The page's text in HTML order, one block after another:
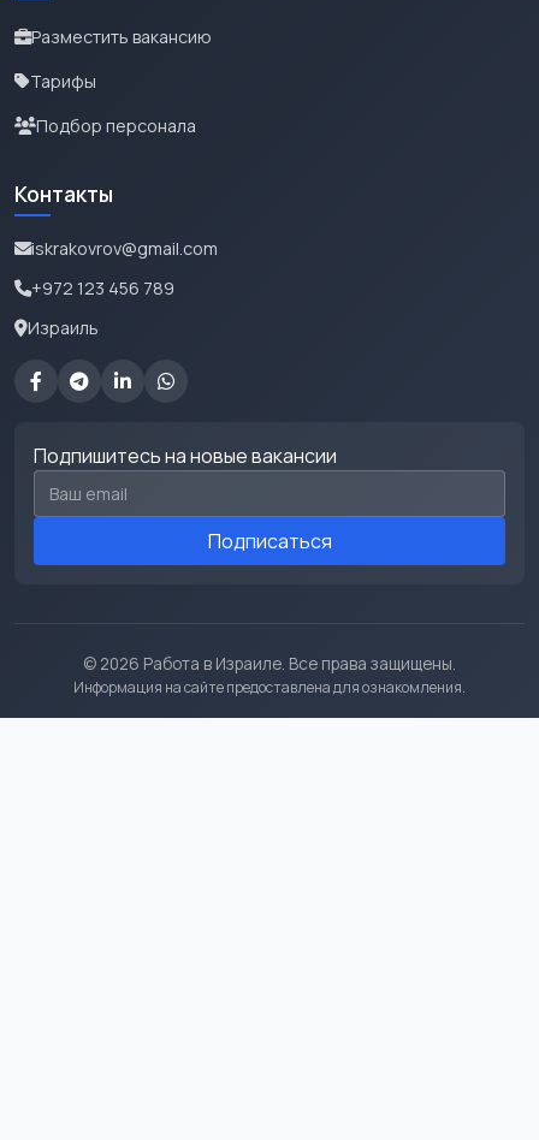
Разместить вакансию
Тарифы
Подбор персонала
Контакты
iskrakovrov@gmail.com
+972 123 456 789
Израиль
Подпишитесь на новые вакансии
Email для подписки
Подписаться
© 2026 Работа в Израиле. Все права защищены.
Информация на сайте предоставлена для ознакомления.